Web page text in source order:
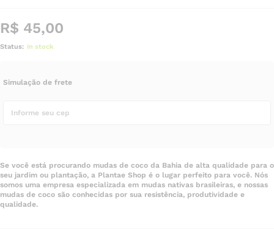
R$ 45,00
Status: In stock
Simulação de frete
Se você está procurando mudas de coco da Bahia de alta qualidade para o
seu jardim ou plantação, a Plantae Shop é o lugar perfeito para você. Nós
somos uma empresa especializada em mudas nativas brasileiras, e nossas
mudas de coco são conhecidas por sua resistência, produtividade e
qualidade.